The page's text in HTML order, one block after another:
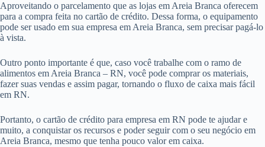
Aproveitando o parcelamento que as lojas em Areia Branca oferecem
para a compra feita no cartão de crédito. Dessa forma, o equipamento
pode ser usado em sua empresa em Areia Branca, sem precisar pagá-lo
à vista.
Outro ponto importante é que, caso você trabalhe com o ramo de
alimentos em Areia Branca – RN, você pode comprar os materiais,
fazer suas vendas e assim pagar, tornando o fluxo de caixa mais fácil
em RN.
Portanto, o cartão de crédito para empresa em RN pode te ajudar e
muito, a conquistar os recursos e poder seguir com o seu negócio em
Areia Branca, mesmo que tenha pouco valor em caixa.